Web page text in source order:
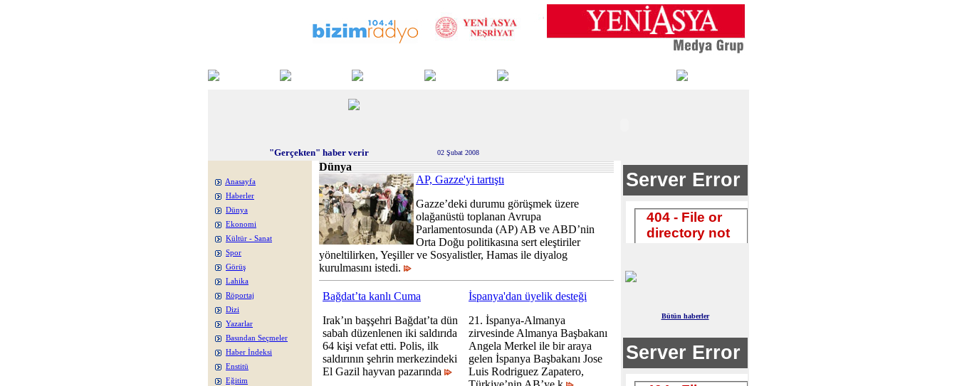
"Gerçekten" haber verir 02 Şubat 2008
Anasayfa
Haberler
Dünya
Ekonomi
Kültür - Sanat
Spor
Görüş
Lahika
Röportaj
Dizi
Yazarlar
Basından Seçmeler
Haber İndeksi
Enstitü
Eğitim
Dünya
AP, Gazze'yi tartıştı
Gazze’deki durumu görüşmek üzere
olağanüstü toplanan Avrupa
Parlamentosunda (AP) AB ve ABD’nin
Orta Doğu politikasına sert eleştiriler
yöneltilirken, Yeşiller ve Sosyalistler, Hamas ile diyalog
kurulmasını istedi.
Bağdat’ta kanlı Cuma
Irak’ın başşehri Bağdat’ta dün
sabah düzenlenen iki saldırıda
64 kişi vefat etti. Polis, ilk
saldırının şehrin merkezindeki
El Gazil hayvan pazarında
İspanya'dan üyelik desteği
21. İspanya-Almanya
zirvesinde Almanya Başbakanı
Angela Merkel ile bir araya
gelen İspanya Başbakanı Jose
Luis Rodriguez Zapatero,
Bütün haberler